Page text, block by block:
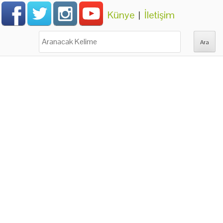
Künye | İletişim